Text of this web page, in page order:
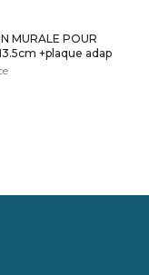
MURALE POUR
+plaque adap